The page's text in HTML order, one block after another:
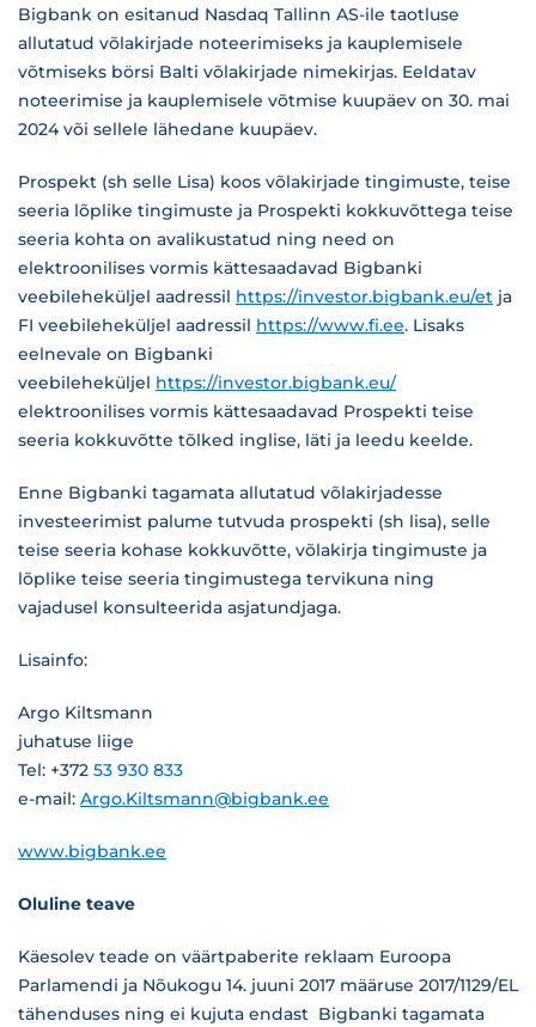
Bigbank on esitanud Nasdaq Tallinn AS-ile taotluse
allutatud võlakirjade noteerimiseks ja kauplemisele
võtmiseks börsi Balti võlakirjade nimekirjas. Eeldatav
noteerimise ja kauplemisele võtmise kuupäev on 30. mai
2024 või sellele lähedane kuupäev.
Prospekt (sh selle Lisa) koos võlakirjade tingimuste, teise
seeria lõplike tingimuste ja Prospekti kokkuvõttega teise
seeria kohta on avalikustatud ning need on
elektroonilises vormis kättesaadavad Bigbanki
veebileheküljel aadressil https://investor.bigbank.eu/et ja
FI veebileheküljel aadressil https://www.fi.ee. Lisaks
eelnevale on Bigbanki
veebileheküljel https://investor.bigbank.eu/
elektroonilises vormis kättesaadavad Prospekti teise
seeria kokkuvõtte tõlked inglise, läti ja leedu keelde.
Enne Bigbanki tagamata allutatud võlakirjadesse
investeerimist palume tutvuda prospekti (sh lisa), selle
teise seeria kohase kokkuvõtte, võlakirja tingimuste ja
lõplike teise seeria tingimustega tervikuna ning
vajadusel konsulteerida asjatundjaga.
Lisainfo:
Argo Kiltsmann
juhatuse liige
Tel: +372 53 930 833
e-mail: Argo.Kiltsmann@bigbank.ee
www.bigbank.ee
Oluline teave
Käesolev teade on väärtpaberite reklaam Euroopa
Parlamendi ja Nõukogu 14. juuni 2017 määruse 2017/1129/EL
tähenduses ning ei kujuta endast Bigbanki tagamata